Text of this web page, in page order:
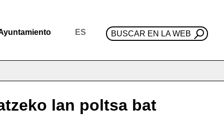
ES BUSCAR EN LA WEB
lan poltsa bat